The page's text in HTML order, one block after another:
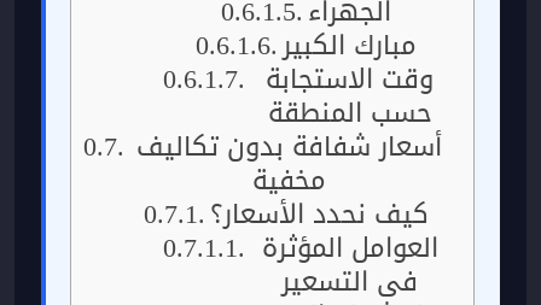
الجهراء
مبارك الكبير
وقت الاستجابة
حسب المنطقة
أسعار شفافة بدون تكاليف
مخفية
كيف نحدد الأسعار؟
العوامل المؤثرة
في التسعير